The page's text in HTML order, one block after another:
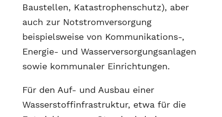
Baustellen, Katastrophenschutz), aber
auch zur Notstromversorgung
beispielsweise von Kommunikations-,
Energie- und Wasserversorgungsanlagen
sowie kommunaler Einrichtungen.
Für den Auf- und Ausbau einer
Wasserstoffinfrastruktur, etwa für die